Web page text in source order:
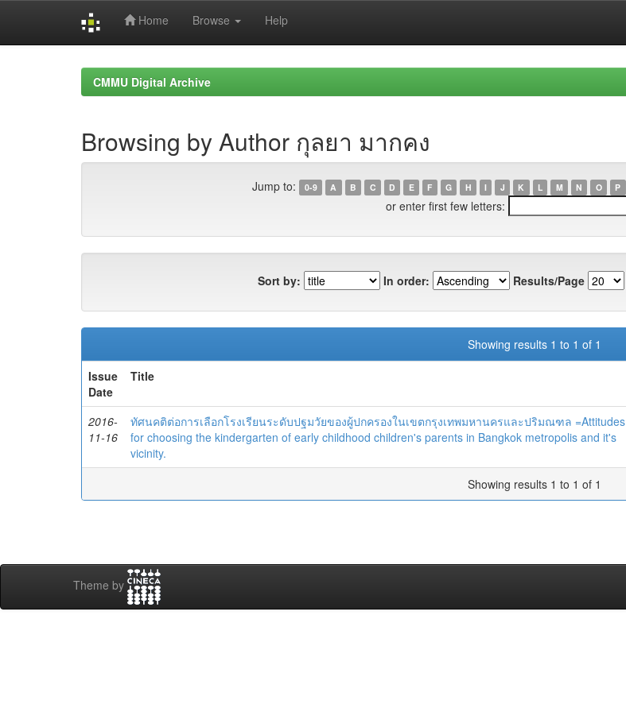
Home Browse Help
CMMU Digital Archive
Browsing by Author กุลยา มากคง
Jump to: 0-9 A B C D E F G H I J K L M N O P
or enter first few letters:
Sort by: In order: Results/Page
Showing results 1 to 1 of 1
Issue
Date
Title
2016-
11-16
ทัศนคติต่อการเลือกโรงเรียนระดับปฐมวัยของผู้ปกครองในเขตกรุงเทพมหานครและปริมณฑล =Attitudes
for choosing the kindergarten of early childhood children's parents in Bangkok metropolis and it's
vicinity.
Showing results 1 to 1 of 1
Theme by